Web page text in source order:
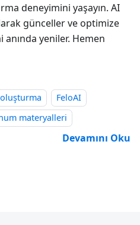
deneyimini yaşayın. AI
günceller ve optimize
yeniler. Hemen
FeloAI
materyalleri
Devamını Oku